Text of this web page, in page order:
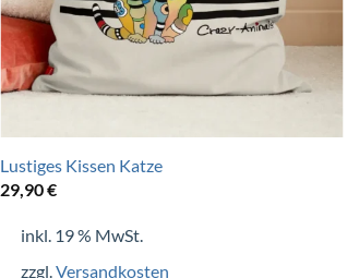
Lustiges Kissen Katze
29,90€
inkl. 19 % MwSt.
zzgl.Versandkosten